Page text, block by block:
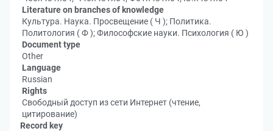
Literature on branches of knowledge
Культура. Наука. Просвещение ( Ч ); Политика.
Политология ( Ф ); Философские науки. Психология ( Ю )
Document type
Other
Language
Russian
Rights
Свободный доступ из сети Интернет (чтение,
цитирование)
Record key